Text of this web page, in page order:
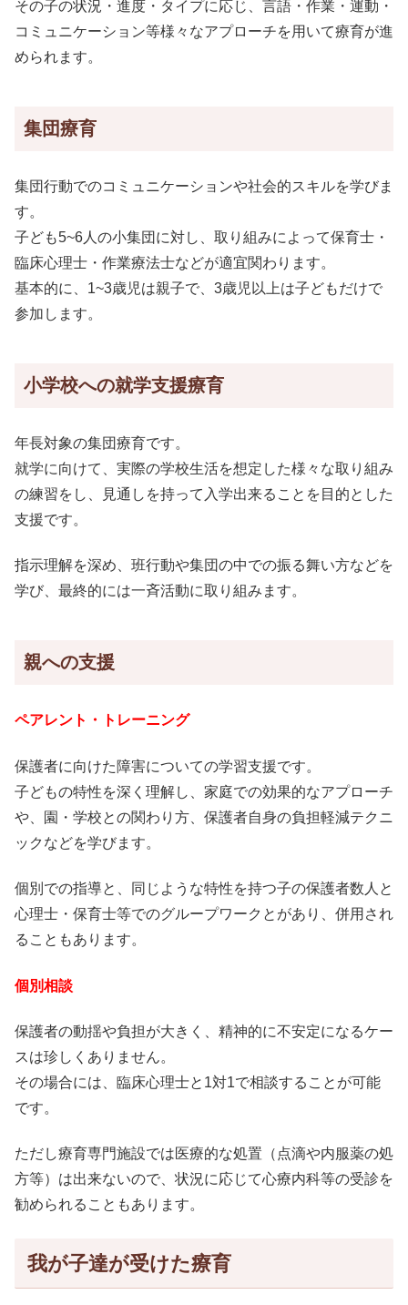
その子の状況・進度・タイプに応じ、言語・作業・運動・
コミュニケーション等様々なアプローチを用いて療育が進
められます。
集団療育
集団行動でのコミュニケーションや社会的スキルを学びま
す。
子ども5~6人の小集団に対し、取り組みによって保育士・
臨床心理士・作業療法士などが適宜関わります。
基本的に、1~3歳児は親子で、3歳児以上は子どもだけで
参加します。
小学校への就学支援療育
年長対象の集団療育です。
就学に向けて、実際の学校生活を想定した様々な取り組み
の練習をし、見通しを持って入学出来ることを目的とした
支援です。
指示理解を深め、班行動や集団の中での振る舞い方などを
学び、最終的には一斉活動に取り組みます。
親への支援
ペアレント・トレーニング
保護者に向けた障害についての学習支援です。
子どもの特性を深く理解し、家庭での効果的なアプローチ
や、園・学校との関わり方、保護者自身の負担軽減テクニ
ックなどを学びます。
個別での指導と、同じような特性を持つ子の保護者数人と
心理士・保育士等でのグループワークとがあり、併用され
ることもあります。
個別相談
保護者の動揺や負担が大きく、精神的に不安定になるケー
スは珍しくありません。
その場合には、臨床心理士と1対1で相談することが可能
です。
ただし療育専門施設では医療的な処置（点滴や内服薬の処
方等）は出来ないので、状況に応じて心療内科等の受診を
勧められることもあります。
我が子達が受けた療育